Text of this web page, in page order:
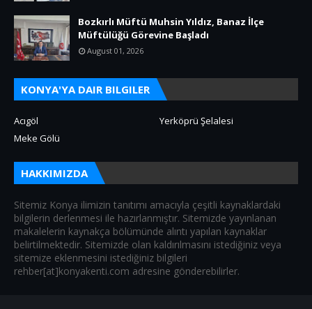
Bozkırlı Müftü Muhsin Yıldız, Banaz İlçe
Müftülüğü Görevine Başladı
August 01, 2026
KONYA'YA DAIR BILGILER
Acıgöl
Yerköprü Şelalesi
Meke Gölü
HAKKIMIZDA
Sitemiz Konya ilimizin tanıtımı amacıyla çeşitli kaynaklardaki
bilgilerin derlenmesi ile hazırlanmıştır. Sitemizde yayınlanan
makalelerin kaynakça bölümünde alıntı yapılan kaynaklar
belirtilmektedir. Sitemizde olan kaldırılmasını istediğiniz veya
sitemize eklenmesini istediğiniz bilgileri
rehber[at]konyakenti.com adresine gönderebilirler.